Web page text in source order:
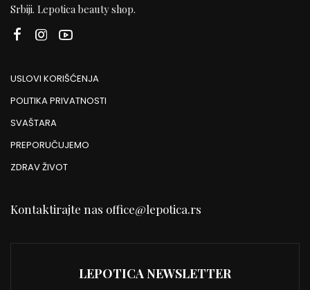
Srbiji. Lepotica beauty shop.
USLOVI KORIŠĆENJA
POLITIKA PRIVATNOSTI
SVAŠTARA
PREPORUČUJEMO
ZDRAV ŽIVOT
Kontaktirajte nas office@lepotica.rs
LEPOTICA NEWSLETTER